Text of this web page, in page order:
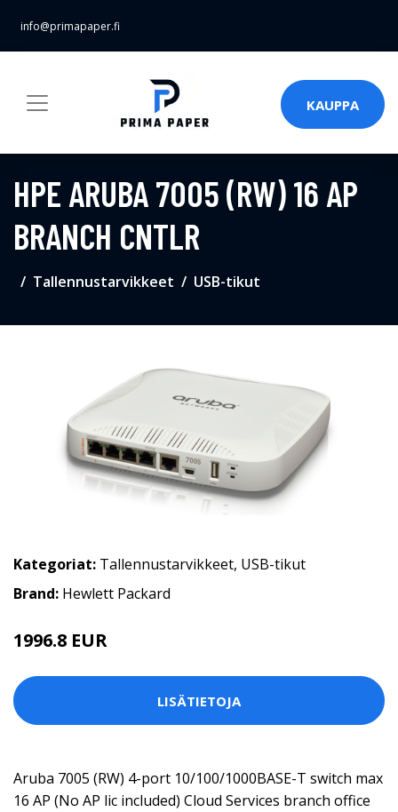
info@primapaper.fi
KAUPPA
HPE ARUBA 7005 (RW) 16 AP
BRANCH CNTLR
Tallennustarvikkeet USB-tikut
Kategoriat: Tallennustarvikkeet, USB-tikut
Brand: Hewlett Packard
1996.8 EUR
LISÄTIETOJA
Aruba 7005 (RW) 4-port 10/100/1000BASE-T switch max
16 AP (No AP lic included) Cloud Services branch office